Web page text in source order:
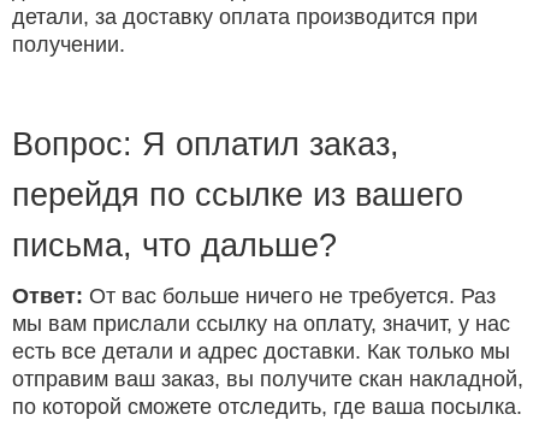
детали, за доставку оплата производится при
получении.
Вопрос: Я оплатил заказ,
перейдя по ссылке из вашего
письма, что дальше?
Ответ: От вас больше ничего не требуется. Раз
мы вам прислали ссылку на оплату, значит, у нас
есть все детали и адрес доставки. Как только мы
отправим ваш заказ, вы получите скан накладной,
по которой сможете отследить, где ваша посылка.